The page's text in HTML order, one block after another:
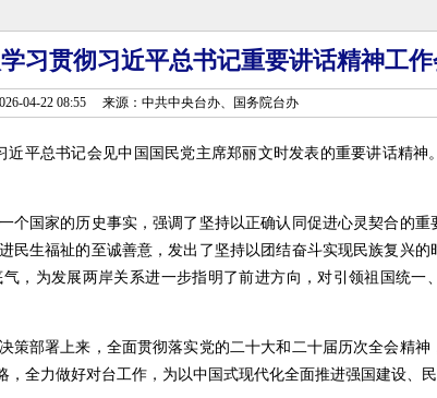
习贯彻习近平总书记重要讲话精神工
04-22 08:55 来源：中共中央台办、国务院台办
平总书记会见中国国民党主席郑丽文时发表的重要讲话精神
国家的历史事实，强调了坚持以正确认同促进心灵契合的重
生福祉的至诚善意，发出了坚持以团结奋斗实现民族复兴的
，为发展两岸关系进一步指明了前进方向，对引领祖国统一
部署上来，全面贯彻落实党的二十大和二十届历次全会精神
全力做好对台工作，为以中国式现代化全面推进强国建设、